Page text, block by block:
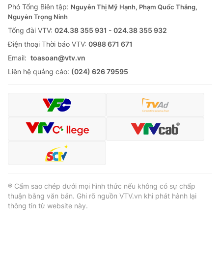
Phó Tổng Biên tập: Nguyễn Thị Mỹ Hạnh, Phạm Quốc Thắng,
Nguyễn Trọng Ninh
Tổng đài VTV: 024.38 355 931 - 024.38 355 932
Ðiện thoại Thời báo VTV: 0988 671 671
Email: toasoan@vtv.vn
Liên hệ quảng cáo: (024) 626 79595
® Cấm sao chép dưới mọi hình thức nếu không có sự chấp
thuận bằng văn bản. Ghi rõ nguồn VTV.vn khi phát hành lại
thông tin từ website này.